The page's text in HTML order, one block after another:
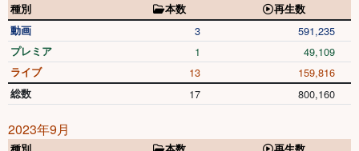
種別 本数
再生数
動画
3 591,235
プレミア 1 49,109
ライブ 13 159,816
総数 17 800,160
2023年9月